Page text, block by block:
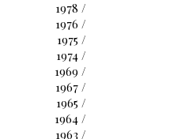
1978 /
1976 /
1975 /
1974 /
1969 /
1967 /
1965 /
1964 /
1963 /